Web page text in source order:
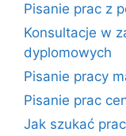
Pisanie prac z
Konsultacje w
dyplomowych
Pisanie pracy
Pisanie prac
Jak szukać